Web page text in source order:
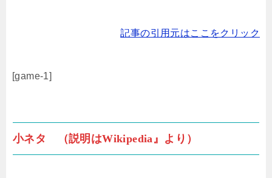
記事の引用元はここをクリック
[game-1]
小ネタ （説明はWikipedia』より）